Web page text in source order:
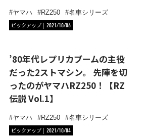
ヤマハ RZ250
名車シリーズ
ピックアップ
2021/10/06
’80年代レプリカブームの主役
だった2ストマシン。 先陣を切
ったのがヤマハRZ250！【RZ
伝説 Vol.1】
ヤマハ RZ250
名車シリーズ
ピックアップ
2021/10/04